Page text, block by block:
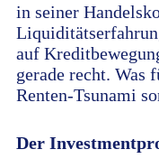
in seiner
auf
gerade recht. Was
Renten-Tsunami
Der